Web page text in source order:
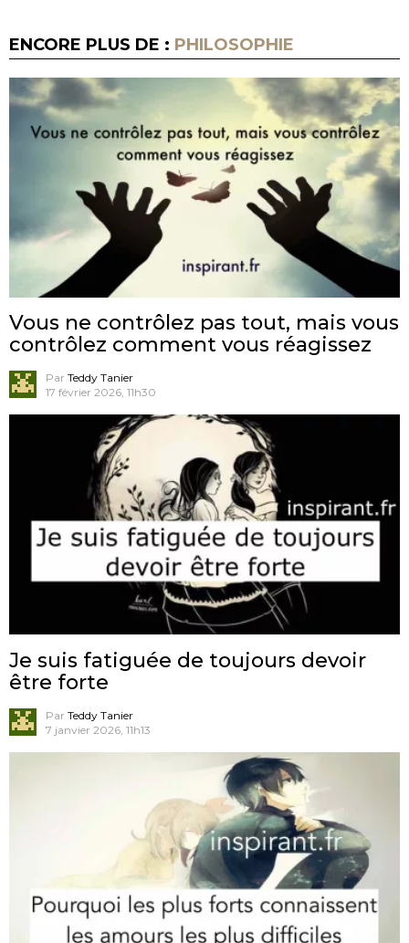
ENCORE PLUS DE : PHILOSOPHIE
Vous ne contrôlez pas tout, mais vous
contrôlez comment vous réagissez
Par Teddy Tanier
17 février 2026, 11h30
Je suis fatiguée de toujours devoir
être forte
Par Teddy Tanier
7 janvier 2026, 11h13